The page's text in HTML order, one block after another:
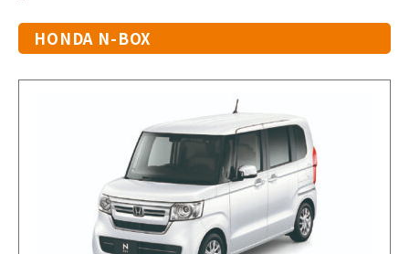
HONDA N-BOX